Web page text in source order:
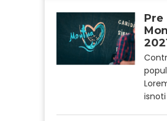
Pre
isnoti